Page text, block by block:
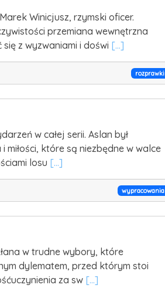
Winicjusz, rzymski oficer.
przemiana wewnętrzna
z wyzwaniami i doświ [...]
rozprawki
w całej serii. Aslan był
które są niezbędne w walce
losu [...]
wypracowania
w trudne wybory, które
dylematem, przed którym stoi
za sw [...]